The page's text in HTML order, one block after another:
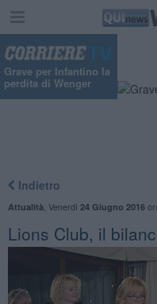
Grave per Infantino la
perdita di Wenger
Indietro
Attualità Venerdì 24 Giugno 2016
Lions Club, il